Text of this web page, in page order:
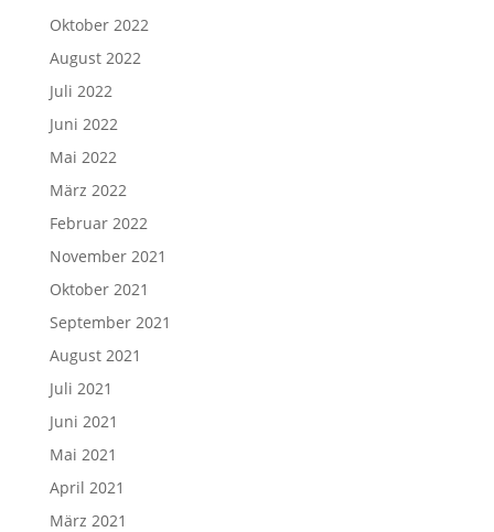
Oktober 2022
August 2022
Juli 2022
Juni 2022
Mai 2022
März 2022
Februar 2022
November 2021
Oktober 2021
September 2021
August 2021
Juli 2021
Juni 2021
Mai 2021
April 2021
März 2021